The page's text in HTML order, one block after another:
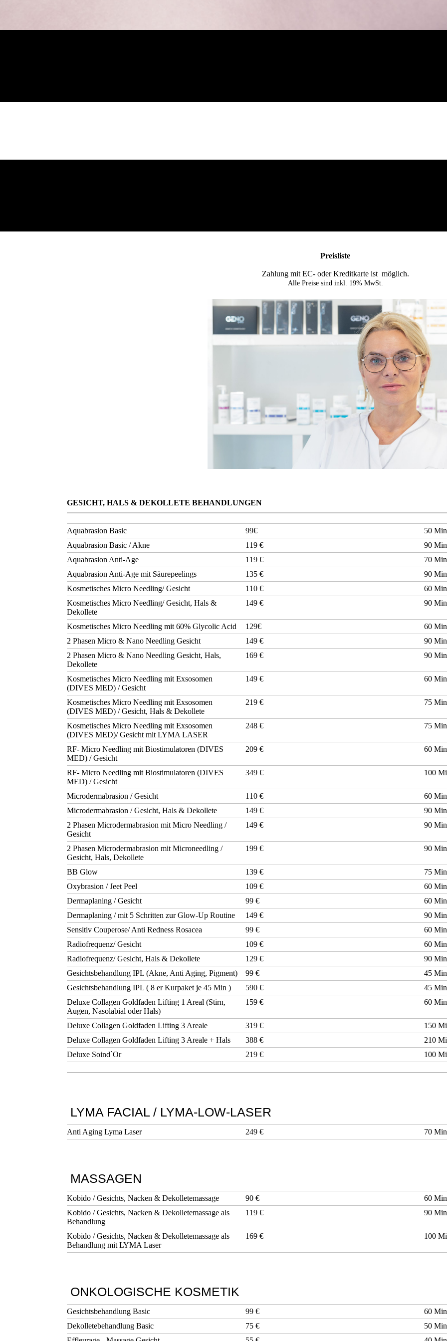
Preisliste
Zahlung mit EC- oder Kredit­karte ist möglich.
Alle Preise sind inkl. 19% MwSt.
GESICHT, HALS & DEKOLLETE BEHANDLUNGEN
Aquabrasion Basic 99€
50 Min
Aquabrasion Basic / Akne
119 €
90 Min
Aquabrasion Anti-Age
119 €
70 Min
Aquabrasion Anti-Age mit Säurepeelings
135 €
90 Min
Kosmetisches Micro Needling/ Gesicht
110 €
60 Min
Kosmetisches Micro Needling/ Gesicht, Hals &
Dekollete
149 € 90 Min
Kosmetisches Micro Needling mit 60% Glycolic Acid 129€
60 Min
2 Phasen Micro & Nano Needling Gesicht
149 €
90 Min
2 Phasen Micro & Nano Needling Gesicht, Hals,
Dekollete
169 € 90 Min
Kosmetisches Micro Needling mit Exsosomen
(DIVES MED) / Gesicht
149 € 60 Min
Kosmetisches Micro Needling mit Exsosomen
(DIVES MED) / Gesicht, Hals & Dekollete
219 € 75 Min
Kosmetisches Micro Needling mit Exsosomen
(DIVES MED)/ Gesicht mit LYMA LASER
248 € 75 Min
RF- Micro Needling mit Biostimulatoren (DIVES
MED) / Gesicht
209 € 60 Min
RF- Micro Needling mit Biostimulatoren (DIVES
MED) / Gesicht
349 € 100
Microdermabrasion / Gesicht 110 €
60 Min
Microdermabrasion / Gesicht, Hals & Dekollete
149 €
90 Min
2 Phasen Microdermabrasion mit Micro Needling /
Gesicht
149 € 90 Min
2 Phasen Microdermabrasion mit Microneedling /
Gesicht, Hals, Dekollete
199 € 90 Min
BB Glow 139 €
75 Min
Oxybrasion / Jeet Peel
109 €
60 Min
Dermaplaning / Gesicht
99 €
60 Min
Dermaplaning / mit 5 Schritten zur Glow-Up Routine
149 €
90 Min
Sensitiv Couperose/ Anti Redness Rosacea
99 €
60 Min
Radiofrequenz/ Gesicht
109 €
60 Min
Radiofrequenz/ Gesicht, Hals & Dekollete
129 €
90 Min
Gesichtsbehandlung IPL (Akne, Anti Aging, Pigment)
99 €
45 Min
Gesichtsbehandlung IPL ( 8 er Kurpaket je 45 Min )
590 €
45 Min
Deluxe Collagen Goldfaden Lifting 1 Areal (Stirn,
Augen, Nasolabial oder Hals)
159 € 60 Min
Deluxe Collagen Goldfaden Lifting 3 Areale 319 €
150
Deluxe Collagen Goldfaden Lifting 3 Areale + Hals
388 €
210
Deluxe Soind`Or
219 € 100
LYMA FACIAL / LYMA-LOW-LASER
Anti Aging Lyma Laser 249 € 70 Min
MASSAGEN
Kobido / Gesichts, Nacken & Dekolletemassage 90 €
60 Min
Kobido / Gesichts, Nacken & Dekolletemassage als
Behandlung
119 € 90 Min
Kobido / Gesichts, Nacken & Dekolletemassage als
Behandlung mit LYMA Laser
169 € 100
ONKOLOGISCHE KOSMETIK
Gesichtsbehandlung Basic 99 €
60 Min
Dekolletebehandlung Basic
75 €
50 Min